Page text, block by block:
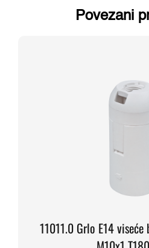
Povezani
11011.0 Grlo E14